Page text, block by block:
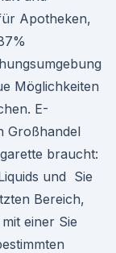
Apotheken,
Möglichkeiten
E-
Großhandel
braucht:
und Sie
Bereich,
einer Sie